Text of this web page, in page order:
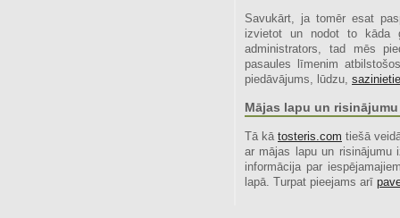
Savukārt, ja tomēr esat
izvietot un nodot to kāda
administrators, tad mēs
pasaules līmenim
piedāvājums, lūdzu,
Mājas lapu un
Tā kā tosteris.com tiešā
ar mājas lapu un risinājumu
informācija par
lapā. Turpat pieejams arī